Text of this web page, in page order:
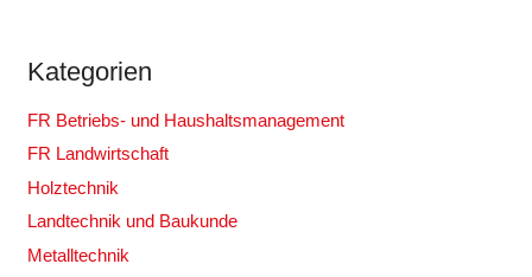
Kategorien
FR Betriebs- und Haushaltsmanagement
FR Landwirtschaft
Holztechnik
Landtechnik und Baukunde
Metalltechnik